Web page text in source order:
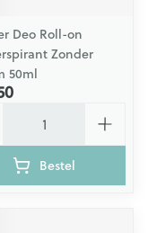
Deo Roll-on
Zonder
50ml
Bestel